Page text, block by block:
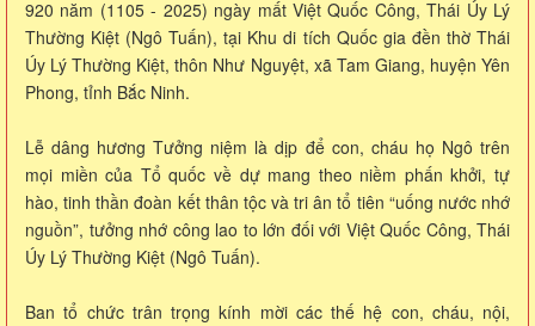
920 năm (1105 - 2025) ngày mất Việt Quốc Công, Thái Úy Lý
Thường Kiệt (Ngô Tuấn), tại Khu di tích Quốc gia đền thờ Thái
Úy Lý Thường Kiệt, thôn Như Nguyệt, xã Tam Giang, huyện Yên
Phong, tỉnh Bắc Ninh.
Lễ dâng hương Tưởng niệm là dịp để con, cháu họ Ngô trên
mọi miền của Tổ quốc về dự mang theo niềm phấn khởi, tự
hào, tinh thần đoàn kết thân tộc và tri ân tổ tiên “uống nước nhớ
nguồn”, tưởng nhớ công lao to lớn đối với Việt Quốc Công, Thái
Úy Lý Thường Kiệt (Ngô Tuấn).
Ban tổ chức trân trọng kính mời các thế hệ con, cháu, nội,